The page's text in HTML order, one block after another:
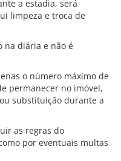
a estadia, será
limpeza e troca de
na diária e não é
o número máximo de
permanecer no imóvel,
substituição durante a
as regras do
por eventuais multas